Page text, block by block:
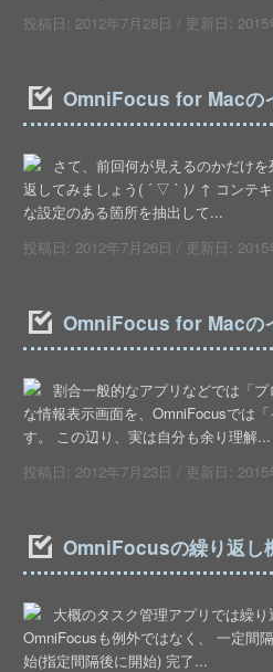
投稿日: 2012年7月28日 / 更新日:
OmniFocus for Macの
さて、前回何が見えるのかだけ
返してみましょう( ´ ▽ ` )ﾉ ↑ コンテ
な設定のある箇所を抽出して...
投稿日: 2012年7月26日 / 更新日:
OmniFocus for Macの
割合一般的なアプリなどでは「
な情報表示画面を、OmniFocusでは
す。 この辺り、実は自分も余り理解...
投稿日: 2012年7月23日 / 更新日:
OmniFocusの繰り返し
大概のタスク管理アプリでは繰り
OmniFocusも例外ではなく、 一定間
始(指定間隔後に開始) 完了...